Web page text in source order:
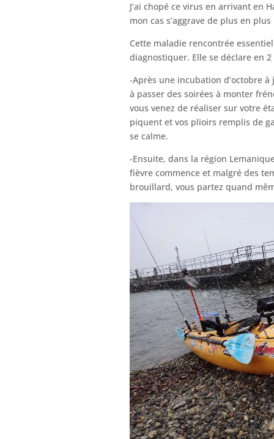
J’ai chopé ce virus en arrivant en
mon cas s’aggrave de plus en plus
Cette maladie rencontrée
diagnostiquer. Elle se déclare en 2
-Après une incubation d’octobre
à passer des soirées à monter
vous venez de réaliser sur votre
piquent et vos plioirs remplis de
se calme.
-Ensuite, dans la région
fièvre commence et malgré des
brouillard, vous partez quand